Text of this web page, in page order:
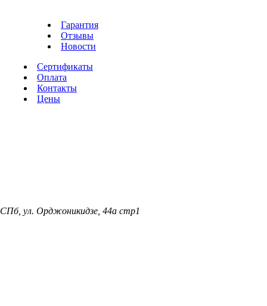
Гарантия
Отзывы
Новости
Сертификаты
Оплата
Контакты
Цены
СПб, ул. Орджоникидзе, 44а стр1